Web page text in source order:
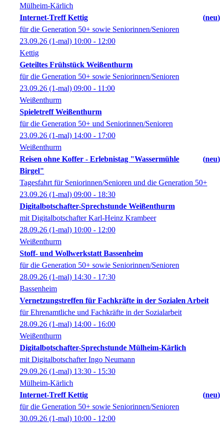
Mülheim-Kärlich
Internet-Treff Kettig
neu
für die Generation 50+ sowie Seniorinnen/Senioren
23.09.26 (1-mal) 10:00 - 12:00
Kettig
Geteiltes Frühstück Weißenthurm
für die Generation 50+ sowie Seniorinnen/Senioren
23.09.26 (1-mal) 09:00 - 11:00
Weißenthurm
Spieletreff Weißenthurm
für die Generation 50+ und Seniorinnen/Senioren
23.09.26 (1-mal) 14:00 - 17:00
Weißenthurm
Reisen ohne Koffer - Erlebnistag "Wassermühle
Birgel"
neu
Tagesfahrt für Seniorinnen/Senioren und die Generation 50+
23.09.26 (1-mal) 09:00 - 18:30
Digitalbotschafter-Sprechstunde Weißenthurm
mit Digitalbotschafter Karl-Heinz Krambeer
28.09.26 (1-mal) 10:00 - 12:00
Weißenthurm
Stoff- und Wollwerkstatt Bassenheim
für die Generation 50+ sowie Seniorinnen/Senioren
28.09.26 (1-mal) 14:30 - 17:30
Bassenheim
Vernetzungstreffen für Fachkräfte in der Sozialen Arbeit
für Ehrenamtliche und Fachkräfte in der Sozialarbeit
28.09.26 (1-mal) 14:00 - 16:00
Weißenthurm
Digitalbotschafter-Sprechstunde Mülheim-Kärlich
mit Digitalbotschafter Ingo Neumann
29.09.26 (1-mal) 13:30 - 15:30
Mülheim-Kärlich
Internet-Treff Kettig
neu
für die Generation 50+ sowie Seniorinnen/Senioren
30.09.26 (1-mal) 10:00 - 12:00